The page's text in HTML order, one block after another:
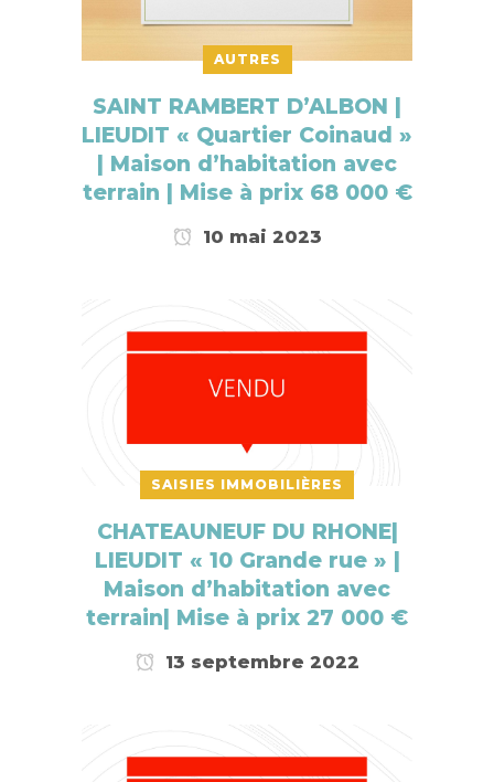
AUTRES
SAINT RAMBERT D’ALBON |
LIEUDIT « Quartier Coinaud »
| Maison d’habitation avec
terrain | Mise à prix 68 000 €
10 mai 2023
SAISIES IMMOBILIÈRES
CHATEAUNEUF DU RHONE|
LIEUDIT « 10 Grande rue » |
Maison d’habitation avec
terrain| Mise à prix 27 000 €
13 septembre 2022